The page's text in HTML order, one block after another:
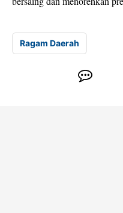
Ragam Daerah